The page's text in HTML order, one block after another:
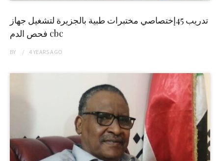
تدريب 45إختصاصي مختبرات طبية بالجزيرة لتشغيل جهاز
فحص الدم cbc
BY 4 YEARSAGO